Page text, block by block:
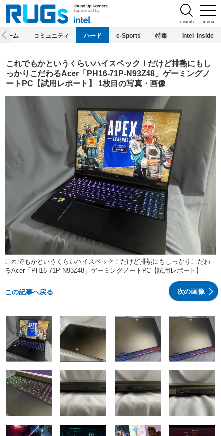
menu
search
ホーム コミュニティ ハード e-Sports 特集 Intel Inside
これでもかというくらいハイスペック！だけど排熱にもし
っかりこだわるAcer「PH16-71P-N93Z48」ゲーミングノ
ートPC【試用レポート】 1枚目の写真・画像
これでもかというくらいハイスペック！だけど排熱にもしっかりこだわ
るAcer「PH16-71P-N93Z48」ゲーミングノートPC【試用レポート】
次の画像
この記事へ戻る